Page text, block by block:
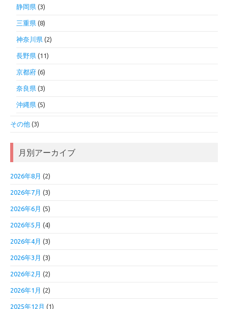
静岡県 (3)
三重県 (8)
神奈川県 (2)
長野県 (11)
京都府 (6)
奈良県 (3)
沖縄県 (5)
その他 (3)
月別アーカイブ
2026年8月 (2)
2026年7月 (3)
2026年6月 (5)
2026年5月 (4)
2026年4月 (3)
2026年3月 (3)
2026年2月 (2)
2026年1月 (2)
2025年12月 (1)